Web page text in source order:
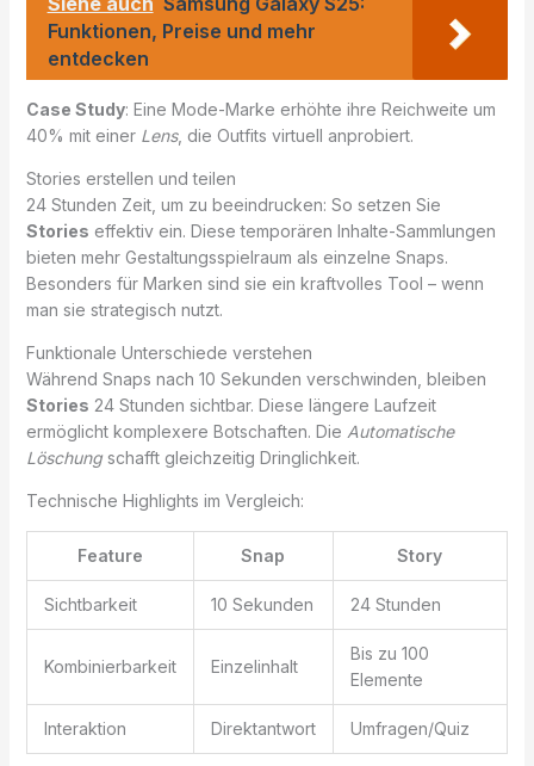
Funktionen, Preise und mehr
entdecken
Case Study: Eine Mode-Marke erhöhte ihre Reichweite um
40% mit einer Lens, die Outfits virtuell anprobiert.
Stories erstellen und teilen
24 Stunden Zeit, um zu beeindrucken: So setzen Sie
Stories effektiv ein. Diese temporären Inhalte-Sammlungen
bieten mehr Gestaltungsspielraum als einzelne Snaps.
Besonders für Marken sind sie ein kraftvolles Tool – wenn
man sie strategisch nutzt.
Funktionale Unterschiede verstehen
Während Snaps nach 10 Sekunden verschwinden, bleiben
Stories 24 Stunden sichtbar. Diese längere Laufzeit
ermöglicht komplexere Botschaften. Die Automatische
Löschungschafft gleichzeitig Dringlichkeit.
Technische Highlights im Vergleich:
Feature Snap Story
Sichtbarkeit 10 Sekunden 24 Stunden
Kombinierbarkeit Einzelinhalt
Bis zu 100
Elemente
Interaktion Direktantwort Umfragen/Quiz